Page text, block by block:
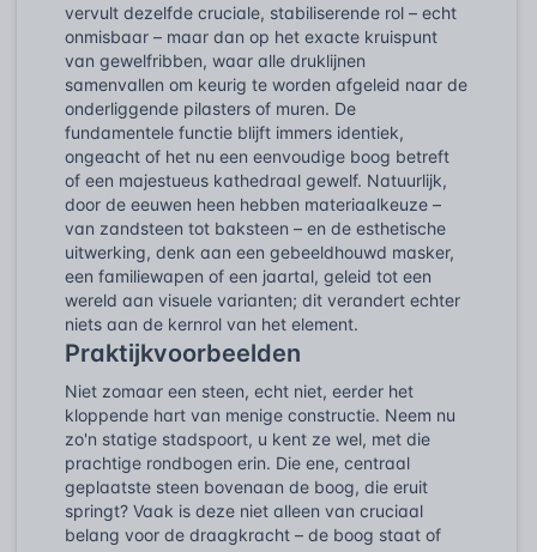
vervult dezelfde cruciale, stabiliserende rol – echt
onmisbaar – maar dan op het exacte kruispunt
van gewelfribben, waar alle druklijnen
samenvallen om keurig te worden afgeleid naar de
onderliggende pilasters of muren. De
fundamentele functie blijft immers identiek,
ongeacht of het nu een eenvoudige boog betreft
of een majestueus kathedraal gewelf. Natuurlijk,
door de eeuwen heen hebben materiaalkeuze –
van zandsteen tot baksteen – en de esthetische
uitwerking, denk aan een gebeeldhouwd masker,
een familiewapen of een jaartal, geleid tot een
wereld aan visuele varianten; dit verandert echter
niets aan de kernrol van het element.
Praktijkvoorbeelden
Niet zomaar een steen, echt niet, eerder het
kloppende hart van menige constructie. Neem nu
zo'n statige stadspoort, u kent ze wel, met die
prachtige rondbogen erin. Die ene, centraal
geplaatste steen bovenaan de boog, die eruit
springt? Vaak is deze niet alleen van cruciaal
belang voor de draagkracht – de boog staat of